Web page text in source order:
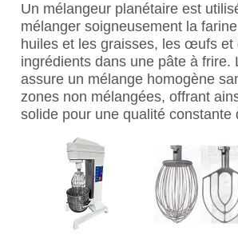
Un mélangeur planétaire est
mélanger soigneusement la
huiles et les graisses, les œufs et
ingrédients dans une pâte à frire.
assure un mélange homogène
zones non mélangées, offrant
solide pour une qualité constante